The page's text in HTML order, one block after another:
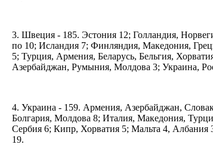
3. Швеция - 185. Эстония 12; Голландия,
по 10; Исландия 7; Финляндия, Македония,
5; Турция, Армения, Беларусь, Бельгия,
Азербайджан, Румыния, Молдова 3; Украина,
4. Украина - 159. Армения, Азербайджан,
Болгария, Молдова 8; Италия, Македония,
Сербия 6; Кипр, Хорватия 5; Мальта 4,
19.